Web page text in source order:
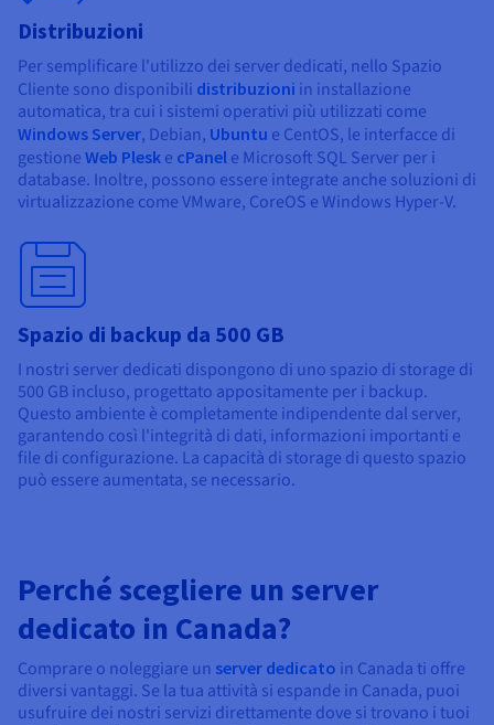
Distribuzioni
Per semplificare l'utilizzo dei server dedicati, nello Spazio
Cliente sono disponibili distribuzioni in installazione
automatica, tra cui i sistemi operativi più utilizzati come
Windows Server, Debian, Ubuntu e CentOS, le interfacce di
gestione Web Plesk e cPanel e Microsoft SQL Server per i
database. Inoltre, possono essere integrate anche soluzioni di
virtualizzazione come VMware, CoreOS e Windows Hyper-V.
Spazio di backup da 500 GB
I nostri server dedicati dispongono di uno spazio di storage di
500 GB incluso, progettato appositamente per i backup.
Questo ambiente è completamente indipendente dal server,
garantendo così l'integrità di dati, informazioni importanti e
file di configurazione. La capacità di storage di questo spazio
può essere aumentata, se necessario.
Perché scegliere un server
dedicato in Canada?
Comprare o noleggiare un server dedicato in Canada ti offre
diversi vantaggi. Se la tua attività si espande in Canada, puoi
usufruire dei nostri servizi direttamente dove si trovano i tuoi